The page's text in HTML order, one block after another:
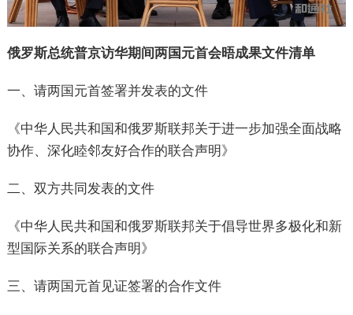
俄罗斯总统普京访华期间两国元首会晤成果文件清单
一、请两国元首签署并发表的文件
《中华人民共和国和俄罗斯联邦关于进一步加强全面战略
协作、深化睦邻友好合作的联合声明》
二、双方共同发表的文件
《中华人民共和国和俄罗斯联邦关于倡导世界多极化和新
型国际关系的联合声明》
三、请两国元首见证签署的合作文件